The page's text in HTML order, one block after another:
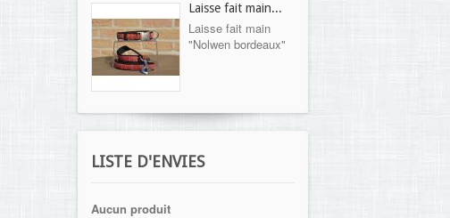
Laisse fait main...
Laisse fait main
"Nolwen bordeaux"
LISTE D'ENVIES
Aucun produit